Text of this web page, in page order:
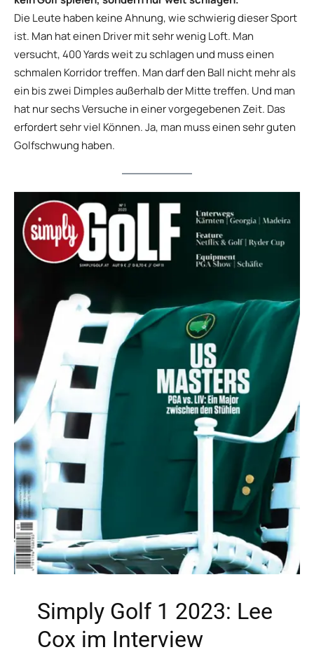
Die Leute haben keine Ahnung, wie schwierig dieser Sport
ist. Man hat einen Driver mit sehr wenig Loft. Man
versucht, 400 Yards weit zu schlagen und muss einen
schmalen Korridor treffen. Man darf den Ball nicht mehr als
ein bis zwei Dimples außerhalb der Mitte treffen. Und man
hat nur sechs Versuche in einer vorgegebenen Zeit. Das
erfordert sehr viel Können. Ja, man muss einen sehr guten
Golfschwung haben.
Simply Golf 1 2023: Lee
Cox im Interview